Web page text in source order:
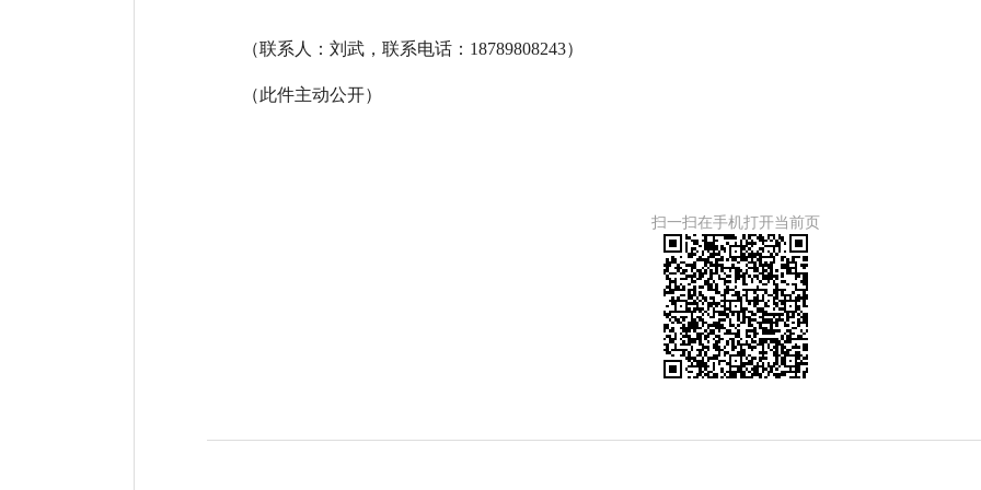
（联系人：刘武，联系电话：18789808243）
（此件主动公开）
扫一扫在手机打开当前页